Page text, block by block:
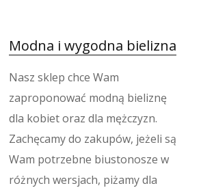
Modna i wygodna bielizna
Nasz sklep chce Wam
zaproponować modną bieliznę
dla kobiet oraz dla mężczyzn.
Zachęcamy do zakupów, jeżeli są
Wam potrzebne biustonosze w
różnych wersjach, piżamy dla